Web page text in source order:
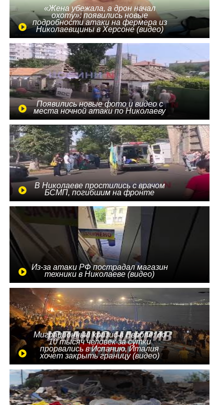
«Жена убежала, а дрон начал
охоту»: появились новые
подробности атаки на фермера из
Николаевщины в Херсоне (видео)
Появились новые фото и видео с
места ночной атаки по Николаеву
В Николаеве простились с врачом
БСМП, погибшим на фронте
Из-за атаки РФ пострадал магазин
техники в Николаеве (видео)
Миграционный кризис в Европе: до
10 тысяч человек за сутки
прорвались в Испанию, Италия
хочет закрыть границу (видео)